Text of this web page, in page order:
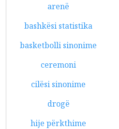
arenë
bashkësi statistika
basketbolli sinonime
ceremoni
cilësi sinonime
drogë
hije përkthime